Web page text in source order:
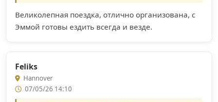
Великолепная поездка, отлично организована, с
Эммой готовы ездить всегда и везде.
Feliks
Hannover
07/05/26 14:10